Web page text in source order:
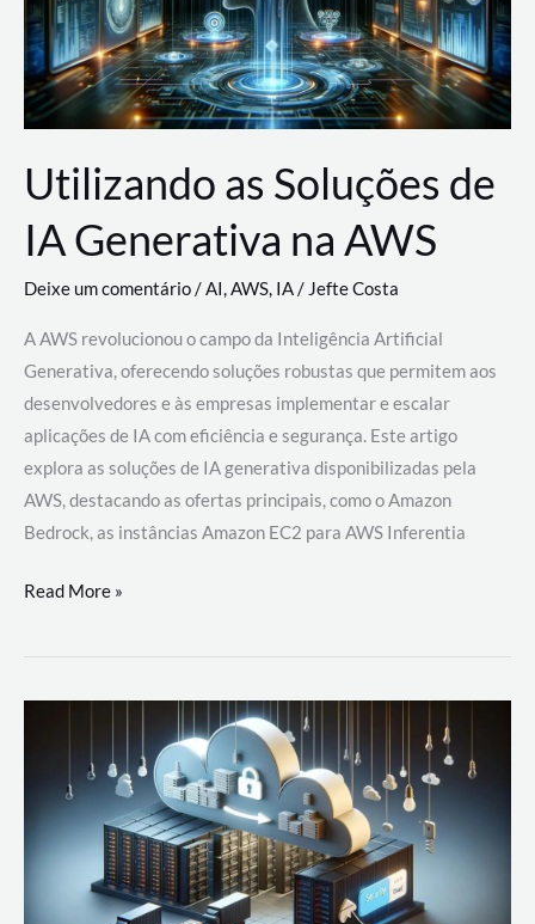
Utilizando as Soluções de
IA Generativa na AWS
Deixe um comentário/AI,AWS, IA/Jefte Costa
A AWS revolucionou o campo da Inteligência Artificial
Generativa, oferecendo soluções robustas que permitem aos
desenvolvedores e às empresas implementar e escalar
aplicações de IA com eficiência e segurança. Este artigo
explora as soluções de IA generativa disponibilizadas pela
AWS, destacando as ofertas principais, como o Amazon
Bedrock, as instâncias Amazon EC2 para AWS Inferentia
Utilizando
Soluções
AWS
Read More »